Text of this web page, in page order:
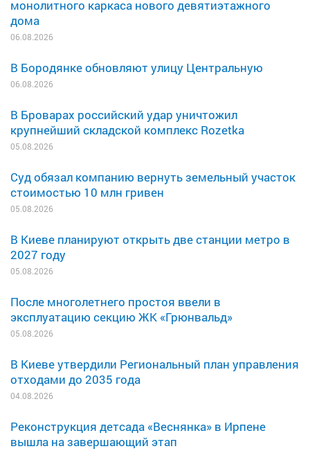
монолитного каркаса нового девятиэтажного
дома
06.08.2026
В Бородянке обновляют улицу Центральную
06.08.2026
В Броварах российский удар уничтожил
крупнейший складской комплекс Rozetka
05.08.2026
Суд обязал компанию вернуть земельный участок
стоимостью 10 млн гривен
05.08.2026
В Киеве планируют открыть две станции метро в
2027 году
05.08.2026
После многолетнего простоя ввели в
эксплуатацию секцию ЖК «Грюнвальд»
05.08.2026
В Киеве утвердили Региональный план управления
отходами до 2035 года
04.08.2026
Реконструкция детсада «Веснянка» в Ирпене
вышла на завершающий этап